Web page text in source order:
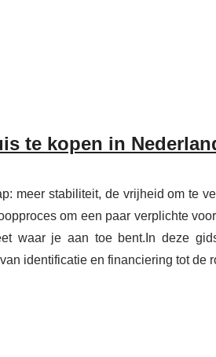
te kopen in
meer stabiliteit, de vrijheid om te
om een paar verplichte
waar je aan toe bent.In deze
identificatie en financiering tot de